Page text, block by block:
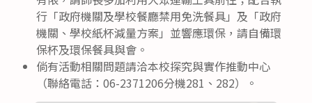
行「政府機關及學校餐廳禁用免洗餐具」及「政府
機關、學校紙杯減量方案」並響應環保，請自備環
保杯及環保餐具與會。
倘有活動相關問題請洽本校探究與實作推動中心
（聯絡電話：06-2371206分機281、282）。